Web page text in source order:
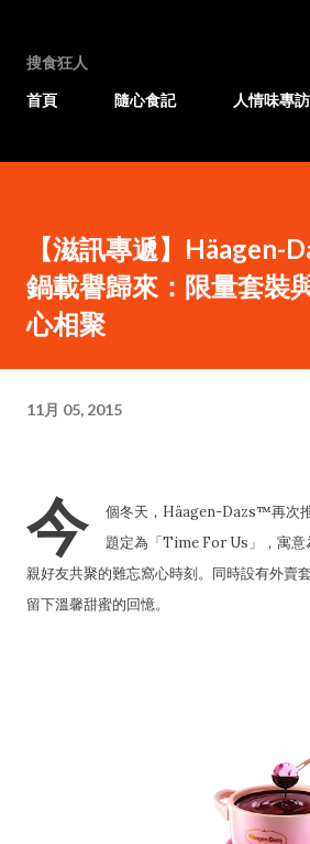
搜食狂人
首頁
隨心食記 人情味專訪
【滋訊專遞】Häagen-
鍋載譽歸來：限量套裝
心相聚
11月 05, 2015
今
個冬天，Häagen-Dazs™再次
題定為「Time For Us」，寓意
親好友共聚的難忘窩心時刻。同時設有外賣
留下溫馨甜蜜的回憶。